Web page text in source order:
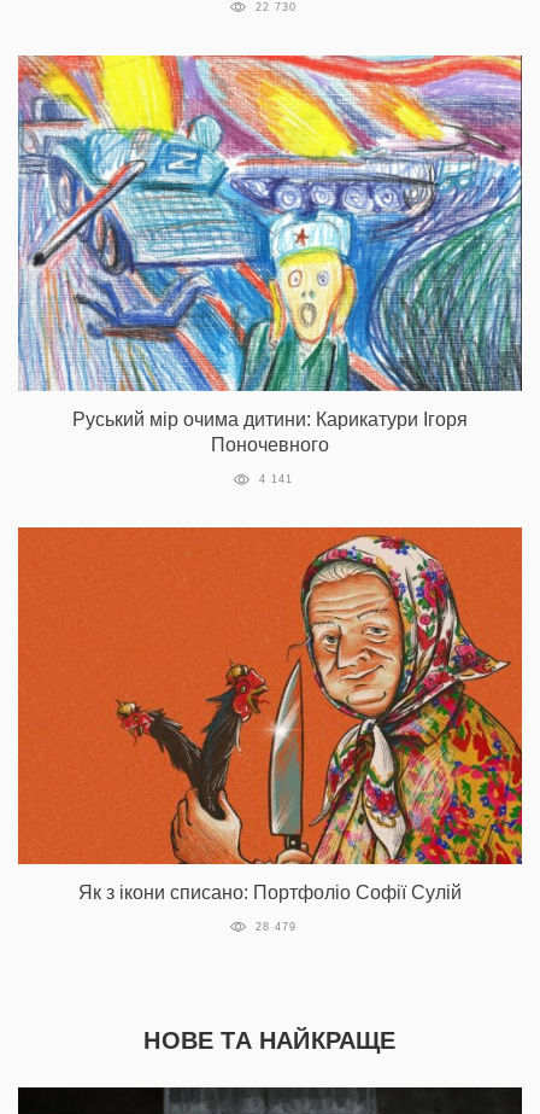
22 730
Руський мір очима дитини: Карикатури Ігоря
Поночевного
4 141
Як з ікони списано: Портфоліо Софії Сулій
28 479
НОВЕ ТА НАЙКРАЩЕ